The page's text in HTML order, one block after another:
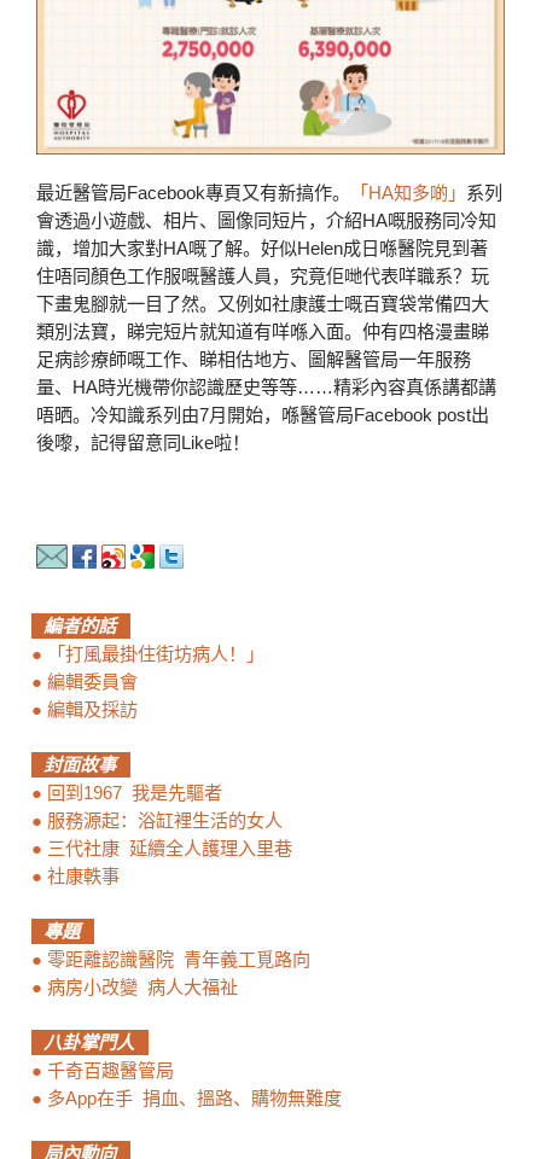
最近醫管局Facebook專頁又有新搞作。 「HA知多啲」 系列
會透過小遊戲、相片、圖像同短片，介紹HA嘅服務同冷知
識，增加大家對HA嘅了解。好似Helen成日喺醫院見到著
住唔同顏色工作服嘅醫護人員，究竟佢哋代表咩職系？玩
下畫鬼腳就一目了然。又例如社康護士嘅百寶袋常備四大
類別法寶，睇完短片就知道有咩喺入面。仲有四格漫畫睇
足病診療師嘅工作、睇相估地方、圖解醫管局一年服務
量、HA時光機帶你認識歷史等等……精彩內容真係講都講
唔晒。冷知識系列由7月開始，喺醫管局Facebook post出
後嚟，記得留意同Like啦！
編者的話
●
「打風最掛住街坊病人！」
● 編輯委員會
● 編輯及採訪
封面故事
● 回到1967 我是先驅者
● 服務源起：浴缸裡生活的女人
● 三代社康 延續全人護理入里巷
● 社康軼事
專題
● 零距離認識醫院 青年義工覓路向
● 病房小改變 病人大福祉
八卦掌門人
● 千奇百趣醫管局
● 多App在手 捐血、搵路、購物無難度
局內動向